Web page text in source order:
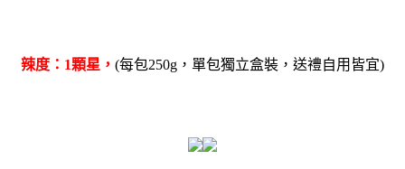
辣度：1顆星， (每包250g，單包獨立盒裝，送禮自用皆宜)